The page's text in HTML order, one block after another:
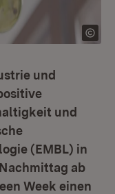
und
und
(EMBL) in
ab
Week einen